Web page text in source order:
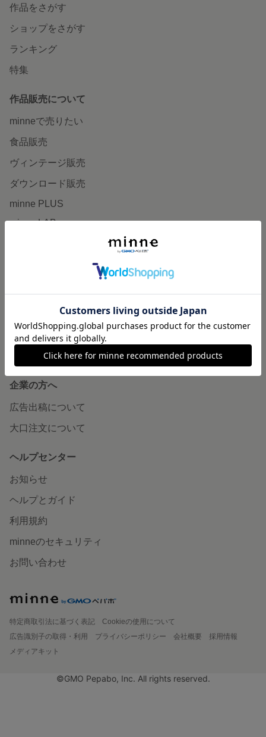
作品をさがす
ショップをさがす
ランキング
特集
作品販売について
minneで売りたい
食品販売
ヴィンテージ販売
ダウンロード販売
minne PLUS
minne LAB
販売支援企画・イベント
minneとものづくりと
minne学習帖
ニュース
minneの本
企業の方へ
広告出稿について
大口注文について
ヘルプセンター
お知らせ
ヘルプとガイド
利用規約
minneのセキュリティ
お問い合わせ
特定商取引法に基づく表記
Cookieの使用について
広告識別子の取得・利用
プライバシーポリシー 会社概要
採用情報
メディアキット
©GMO Pepabo, Inc. All rights reserved.